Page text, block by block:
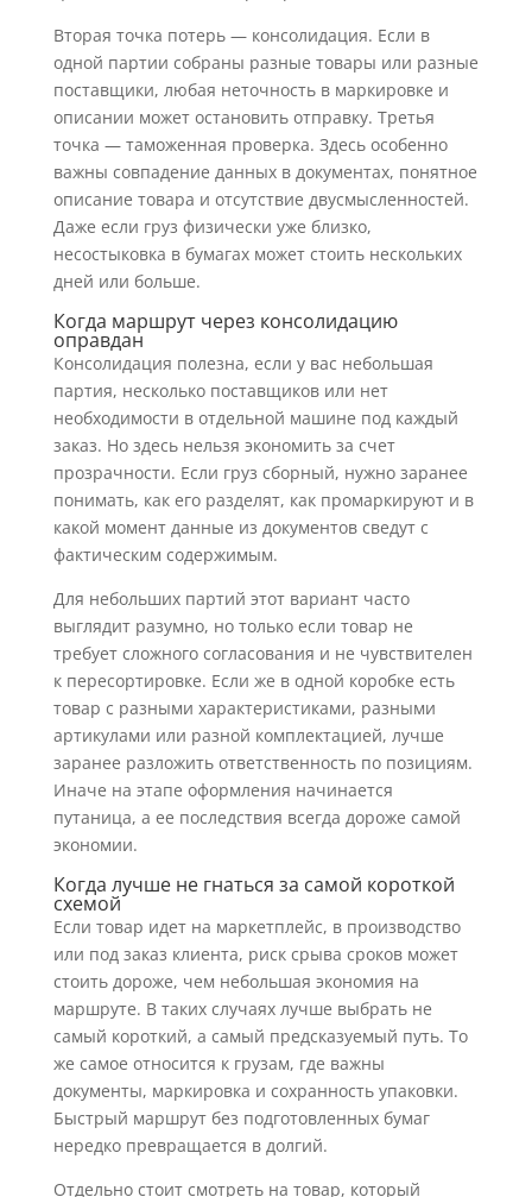
Вторая точка потерь — консолидация. Если в
одной партии собраны разные товары или разные
поставщики, любая неточность в маркировке и
описании может остановить отправку. Третья
точка — таможенная проверка. Здесь особенно
важны совпадение данных в документах, понятное
описание товара и отсутствие двусмысленностей.
Даже если груз физически уже близко,
несостыковка в бумагах может стоить нескольких
дней или больше.
Когда маршрут через консолидацию
оправдан
Консолидация полезна, если у вас небольшая
партия, несколько поставщиков или нет
необходимости в отдельной машине под каждый
заказ. Но здесь нельзя экономить за счет
прозрачности. Если груз сборный, нужно заранее
понимать, как его разделят, как промаркируют и в
какой момент данные из документов сведут с
фактическим содержимым.
Для небольших партий этот вариант часто
выглядит разумно, но только если товар не
требует сложного согласования и не чувствителен
к пересортировке. Если же в одной коробке есть
товар с разными характеристиками, разными
артикулами или разной комплектацией, лучше
заранее разложить ответственность по позициям.
Иначе на этапе оформления начинается
путаница, а ее последствия всегда дороже самой
экономии.
Когда лучше не гнаться за самой короткой
схемой
Если товар идет на маркетплейс, в производство
или под заказ клиента, риск срыва сроков может
стоить дороже, чем небольшая экономия на
маршруте. В таких случаях лучше выбрать не
самый короткий, а самый предсказуемый путь. То
же самое относится к грузам, где важны
документы, маркировка и сохранность упаковки.
Быстрый маршрут без подготовленных бумаг
нередко превращается в долгий.
Отдельно стоит смотреть на товар, который